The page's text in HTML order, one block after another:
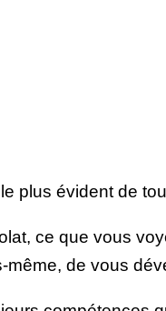
plus évident de
ce que vous
de vous